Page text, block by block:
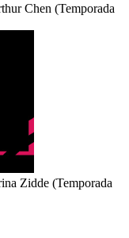
Chen (Temporada
Zidde (Temporada